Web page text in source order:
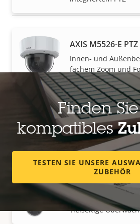
AXIS M5526-E
Innen- und
fachem Zoom und
AXIS P5654-E Mk
Weitwinkel-PTZ mit
21-fachem Zoom
AXIS P5655-E
Kostengünstige PTZ-
vielseitige
AUSLAUFPRODUKTE
Finden
kompatibles
TESTEN SIE UNSERE
ZUBEHÖR